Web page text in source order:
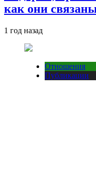
как они
1 год назад
Отношения
Публикации